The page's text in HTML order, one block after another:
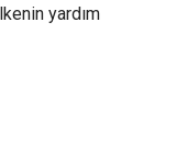
yardım